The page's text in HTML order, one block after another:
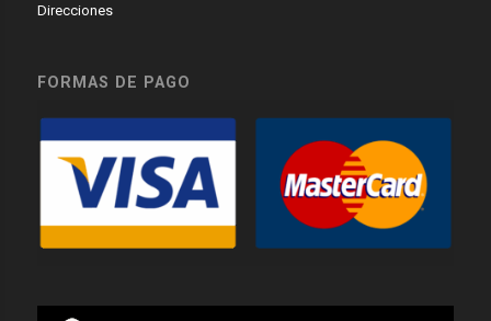
Direcciones
FORMAS DE PAGO